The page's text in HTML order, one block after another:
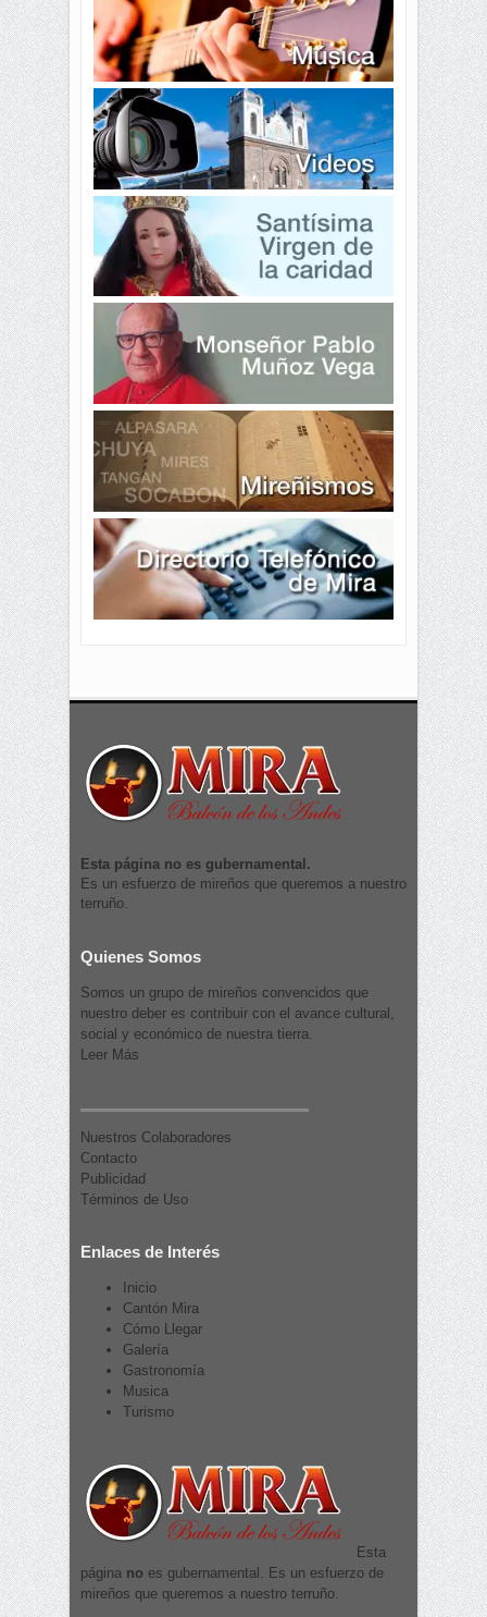
Esta página no es gubernamental.
Es un esfuerzo de mireños que queremos a nuestro
terruño.
Quienes Somos
Somos un grupo de mireños convencidos que
nuestro deber es contribuir con el avance cultural,
social y económico de nuestra tierra.
Leer Más
Nuestros Colaboradores
Contacto
Publicidad
Términos de Uso
Enlaces de Interés
Inicio
Cantón Mira
Cómo Llegar
Galería
Gastronomía
Musica
Turismo
Esta
página no es gubernamental. Es un esfuerzo de
mireños que queremos a nuestro terruño.